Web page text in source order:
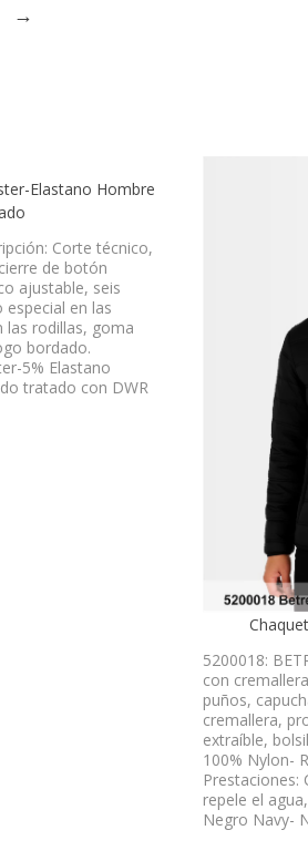
Elastano Hombre
Corte técnico,
de botón
ajustable, seis
en las
las rodillas, goma
bordado.
5% Elastano
tratado con DWR
5200018:
con
puños,
cremallera,
extraíble,
100% Nylon-
Prestaciones:
repele el
Negro Navy-